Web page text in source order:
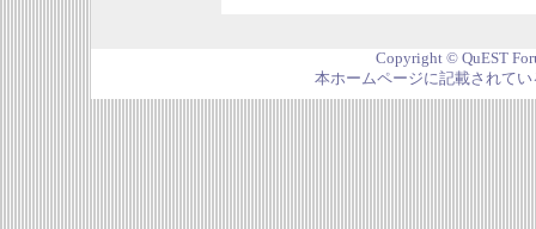
Copyright © QuEST
本ホームページに記載されて